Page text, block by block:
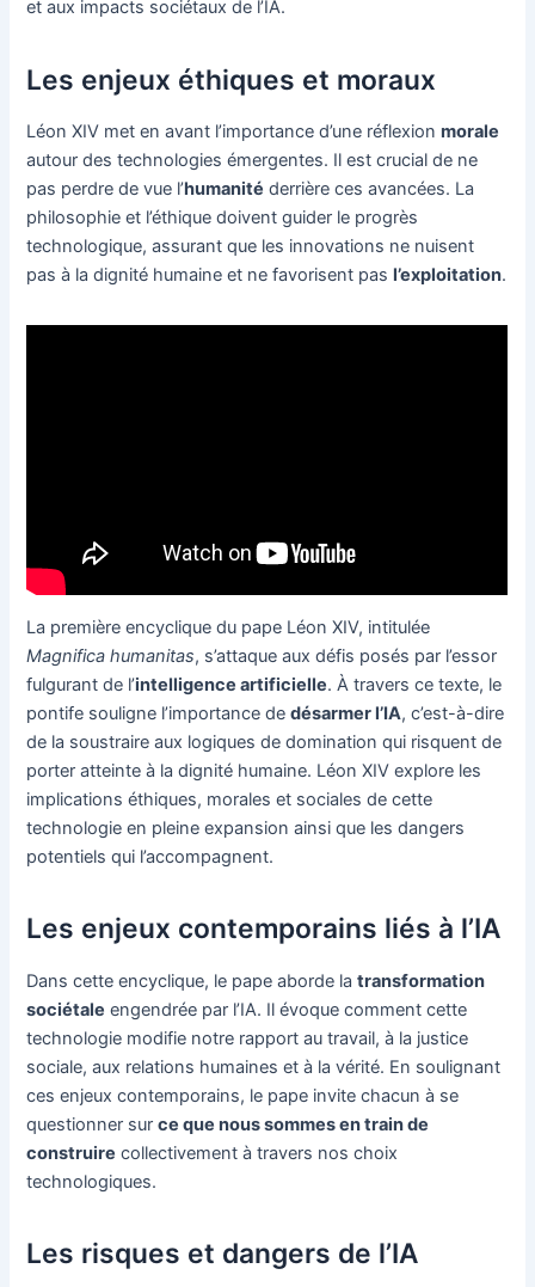
et aux impacts sociétaux de l’IA.
Les enjeux éthiques et moraux
Léon XIV met en avant l’importance d’une réflexionmorale
autour des technologies émergentes. Il est crucial de ne
pas perdre de vue l’humanité derrière ces avancées. La
philosophie et l’éthique doivent guider le progrès
technologique, assurant que les innovations ne nuisent
pas à la dignité humaine et ne favorisent pas l’exploitation.
La première encyclique du pape Léon XIV, intitulée
Magnifica humanitas, s’attaque aux défis posés par l’essor
fulgurant de l’intelligence artificielle. À travers ce texte, le
pontife souligne l’importance dedésarmer l’IA, c’est-à-dire
de la soustraire aux logiques de domination qui risquent de
porter atteinte à la dignité humaine. Léon XIV explore les
implications éthiques, morales et sociales de cette
technologie en pleine expansion ainsi que les dangers
potentiels qui l’accompagnent.
Les enjeux contemporains liés à l’IA
Dans cette encyclique, le pape aborde latransformation
sociétale engendrée par l’IA. Il évoque comment cette
technologie modifie notre rapport au travail, à la justice
sociale, aux relations humaines et à la vérité. En soulignant
ces enjeux contemporains, le pape invite chacun à se
questionner surce que nous sommes en train de
construire collectivement à travers nos choix
technologiques.
Les risques et dangers de l’IA